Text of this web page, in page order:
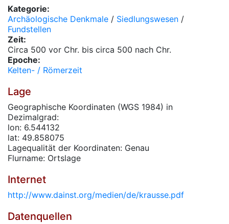
Kategorie:
Archäologische Denkmale / Siedlungswesen /
Fundstellen
Zeit:
Circa 500 vor Chr. bis circa 500 nach Chr.
Epoche:
Kelten- / Römerzeit
Lage
Geographische Koordinaten (WGS 1984) in
Dezimalgrad:
lon: 6.544132
lat: 49.858075
Lagequalität der Koordinaten: Genau
Flurname: Ortslage
Internet
http://www.dainst.org/medien/de/krausse.pdf
Datenquellen